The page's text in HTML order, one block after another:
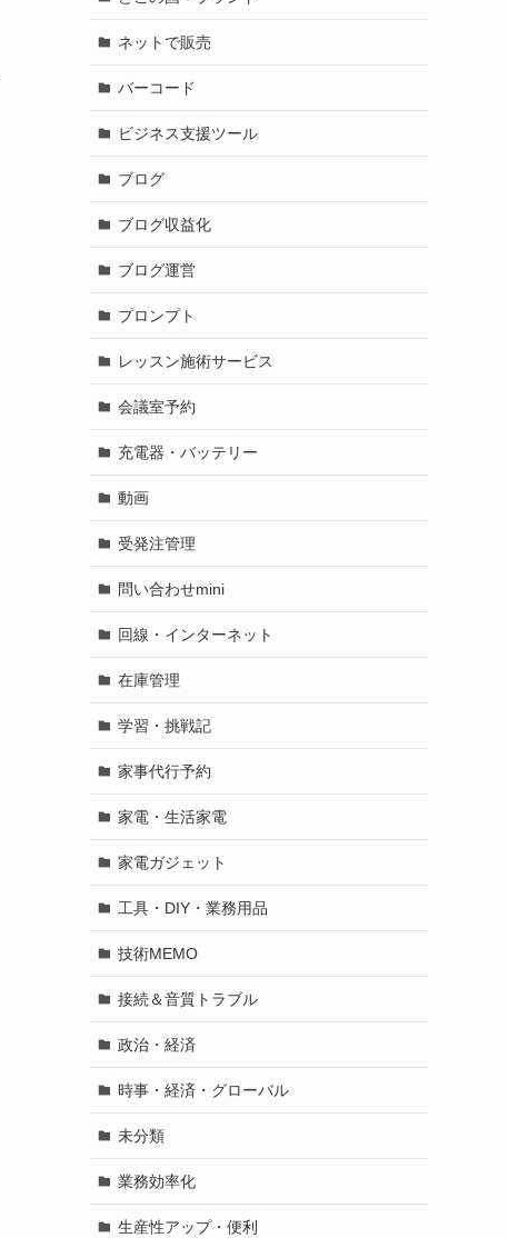
ネットで販売
バーコード
ビジネス支援ツール
ブログ
ブログ収益化
ブログ運営
プロンプト
レッスン施術サービス
会議室予約
充電器・バッテリー
動画
受発注管理
問い合わせmini
回線・インターネット
在庫管理
学習・挑戦記
家事代行予約
家電・生活家電
家電ガジェット
工具・DIY・業務用品
技術MEMO
接続＆音質トラブル
政治・経済
時事・経済・グローバル
未分類
業務効率化
生産性アップ・便利